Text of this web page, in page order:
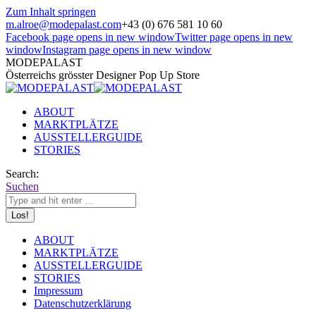
Zum Inhalt springen
m.alroe@modepalast.com+43 (0) 676 581 10 60
Facebook page opens in new windowTwitter page opens in new
windowInstagram page opens in new window
MODEPALAST
Österreichs grösster Designer Pop Up Store
ABOUT
MARKTPLÄTZE
AUSSTELLERGUIDE
STORIES
Search:
Suchen
ABOUT
MARKTPLÄTZE
AUSSTELLERGUIDE
STORIES
Impressum
Datenschutzerklärung